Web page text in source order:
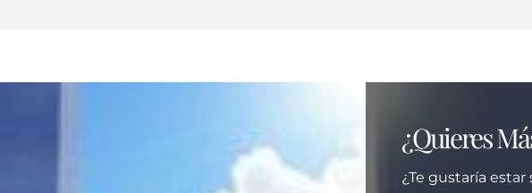
¿Quieres
¿Te gustaría estar